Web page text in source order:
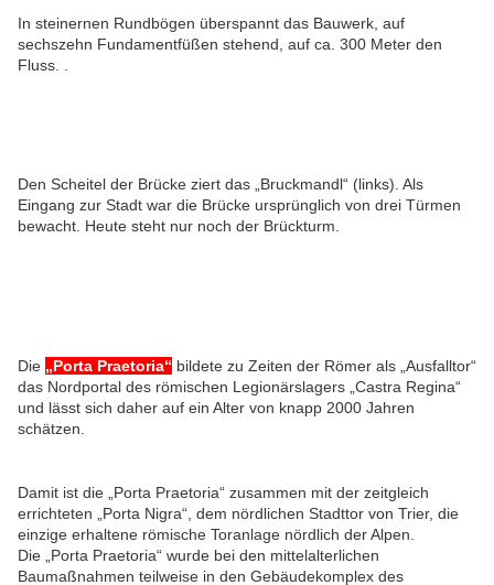
In steinernen Rundbögen überspannt das Bauwerk, auf
sechszehn Fundamentfüßen stehend, auf ca. 300 Meter den
Fluss. .
Den Scheitel der Brücke ziert das „Bruckmandl“ (links). Als
Eingang zur Stadt war die Brücke ursprünglich von drei Türmen
bewacht. Heute steht nur noch der Brückturm.
Die „Porta Praetoria“ bildete zu Zeiten der Römer als „Ausfalltor“
das Nordportal des römischen Legionärslagers „Castra Regina“
und lässt sich daher auf ein Alter von knapp 2000 Jahren
schätzen.
Damit ist die „Porta Praetoria“ zusammen mit der zeitgleich
errichteten „Porta Nigra“, dem nördlichen Stadttor von Trier, die
einzige erhaltene römische Toranlage nördlich der Alpen.
Die „Porta Praetoria“ wurde bei den mittelalterlichen
Baumaßnahmen teilweise in den Gebäudekomplex des